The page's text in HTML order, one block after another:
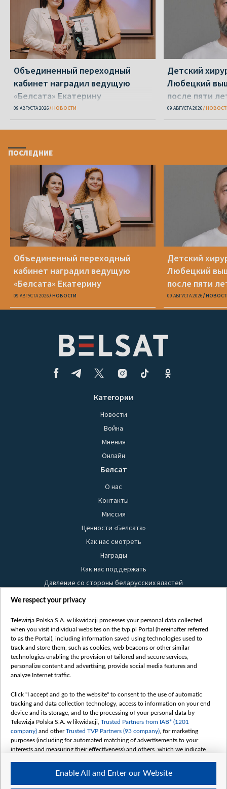
Объединенный переходный
кабинет наградил ведущую
«Белсата» Екатерину
Водоносову и еще 8 человек
09 АВГУСТА 2026 НОВОСТИ
Детский
Любецкий
после пяти
09 АВГУСТА 2026
ПОСЛЕДНИЕ
Объединенный переходный
кабинет наградил ведущую
«Белсата» Екатерину
Водоносову и еще 8 человек
09 АВГУСТА 2026 НОВОСТИ
Детский
Любецкий
после пяти
09 АВГУСТА 2026
Категории
Новости
Война
Мнения
Онлайн
Белсат
О нас
Контакты
Миссия
Ценности «Белсата»
Как нас смотреть
Награды
Как нас поддержать
Давление со стороны беларусских властей
Правила использования материалов
Безопасность
Youtube
Белсат news
Белсат Life
Belsat English
Biełsat PL
Белсат Now
Белсат Shorts
Белсат History
Белсат Music
Белсат Doc
We respect your privacy
Telewizja Polska S.A. w likwidacji processes your personal data collected
when you visit individual websites on the tvp.pl Portal (hereinafter referred
to as the Portal), including information saved using technologies used to
track and store them, such as cookies, web beacons or other similar
technologies enabling the provision of tailored and secure services,
personalize content and advertising, provide social media features and
analyze Internet traffic.
Click "I accept and go to the website" to consent to the use of automatic
tracking and data collection technology, access to information on your end
device and its storage, and to the processing of your personal data by
Telewizja Polska S.A. w likwidacji, Trusted Partners from IAB* (1201
company) and otherTrusted TVP Partners (93 company) , for marketing
purposes (including for automated matching of advertisements to your
interests and measuring their effectiveness) and others, which we indicate
The purposes of processing your data by TVP S.A. w likwidacji are as
follows:
Enable All and Enter our Website